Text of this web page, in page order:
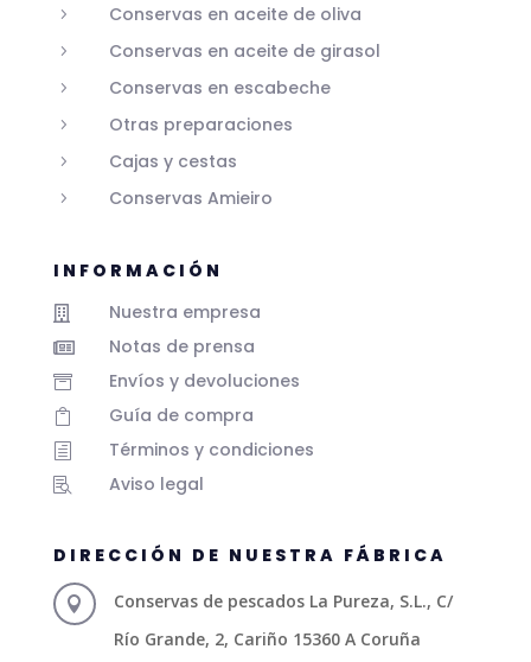
5 Conservas en aceite de oliva
5 Conservas en aceite de girasol
5 Conservas en escabeche
5 Otras preparaciones
5 Cajas y cestas
5 Conservas Amieiro
INFORMACIÓN
 Nuestra empresa
 Notas de prensa
 Envíos y devoluciones
 Guía de compra
h Términos y condiciones
 Aviso legal
DIRECCIÓN DE NUESTRA FÁBRICA

Conservas de pescados La Pureza, S.L., C/
Río Grande, 2, Cariño 15360 A Coruña